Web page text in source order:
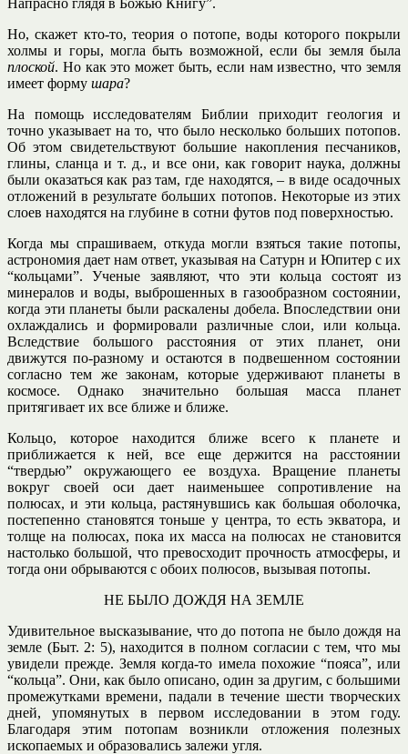
Напрасно глядя в Божью Книгу”.
Но, скажет кто-то, теория о потопе, воды которого покрыли
холмы и горы, могла быть возможной, если бы земля была
плоской. Но как это может быть, если нам известно, что земля
имеет форму шара?
На помощь исследователям Библии приходит геология и
точно указывает на то, что было несколько больших потопов.
Об этом свидетельствуют большие накопления песчаников,
глины, сланца и т. д., и все они, как говорит наука, должны
были оказаться как раз там, где находятся, – в виде осадочных
отложений в результате больших потопов. Некоторые из этих
слоев находятся на глубине в сотни футов под поверхностью.
Когда мы спрашиваем, откуда могли взяться такие потопы,
астрономия дает нам ответ, указывая на Сатурн и Юпитер с их
“кольцами”. Ученые заявляют, что эти кольца состоят из
минералов и воды, выброшенных в газообразном состоянии,
когда эти планеты были раскалены добела. Впоследствии они
охлаждались и формировали различные слои, или кольца.
Вследствие большого расстояния от этих планет, они
движутся по-разному и остаются в подвешенном состоянии
согласно тем же законам, которые удерживают планеты в
космосе. Однако значительно большая масса планет
притягивает их все ближе и ближе.
Кольцо, которое находится ближе всего к планете и
приближается к ней, все еще держится на расстоянии
“твердью” окружающего ее воздуха. Вращение планеты
вокруг своей оси дает наименьшее сопротивление на
полюсах, и эти кольца, растянувшись как большая оболочка,
постепенно становятся тоньше у центра, то есть экватора, и
толще на полюсах, пока их масса на полюсах не становится
настолько большой, что превосходит прочность атмосферы, и
тогда они обрываются с обоих полюсов, вызывая потопы.
НЕ БЫЛО ДОЖДЯ НА ЗЕМЛЕ
Удивительное высказывание, что до потопа не было дождя на
земле (Быт. 2: 5), находится в полном согласии с тем, что мы
увидели прежде. Земля когда-то имела похожие “пояса”, или
“кольца”. Они, как было описано, один за другим, с большими
промежутками времени, падали в течение шести творческих
дней, упомянутых в первом исследовании в этом году.
Благодаря этим потопам возникли отложения полезных
ископаемых и образовались залежи угля.